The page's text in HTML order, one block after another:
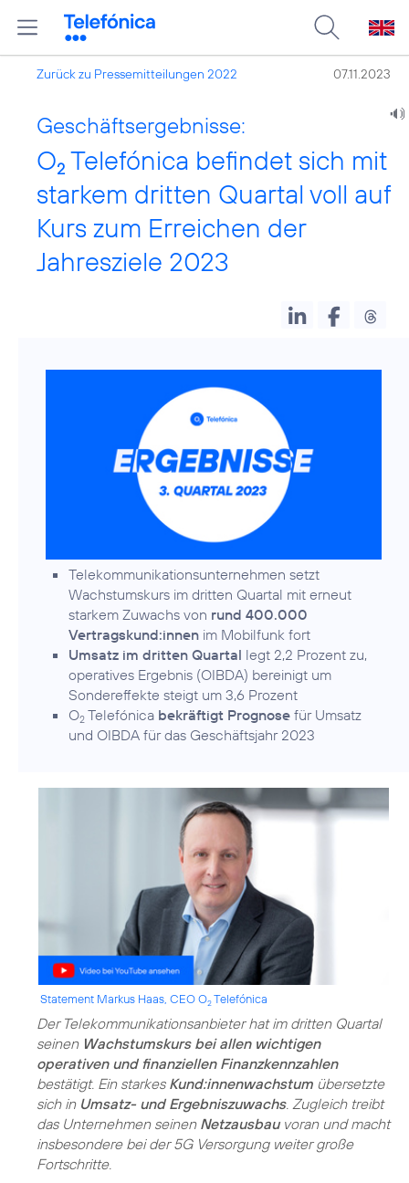
Zurück zu Pressemitteilungen 2022 07.11.2023
Geschäftsergebnisse:
O2 Telefónica befindet sich mit
starkem dritten Quartal voll auf
Kurs zum Erreichen der
Jahresziele 2023
Telekommunikationsunternehmen setzt
Wachstumskurs im dritten Quartal mit erneut
starkem Zuwachs von rund 400.000
Vertragskund:innen im Mobilfunk fort
Umsatz im dritten Quartal legt 2,2 Prozent zu,
operatives Ergebnis (OIBDA) bereinigt um
Sondereffekte steigt um 3,6 Prozent
O2 Telefónica bekräftigt Prognose für Umsatz
und OIBDA für das Geschäftsjahr 2023
Statement Markus Haas, CEO O2Telefónica
Der Telekommunikationsanbieter hat im dritten Quartal
seinen Wachstumskurs bei allen wichtigen
operativen und finanziellen Finanzkennzahlen
bestätigt. Ein starkes Kund:innenwachstum übersetzte
sich in Umsatz- und Ergebniszuwachs. Zugleich treibt
das Unternehmen seinen Netzausbauvoran und macht
insbesondere bei der 5G Versorgung weiter große
Fortschritte.